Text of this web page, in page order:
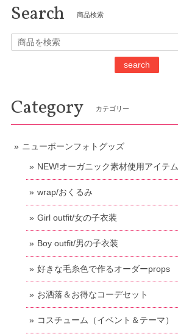
Search 商品検索
search
Category カテゴリー
ニューボーンフォトグッズ
NEW!オーガニック素材使用アイテム
wrap/おくるみ
Girl outfit/女の子衣装
Boy outfit/男の子衣装
好きな毛糸色で作るオーダーprops
お洒落＆お得なコーデセット
コスチューム（イベント＆テーマ）